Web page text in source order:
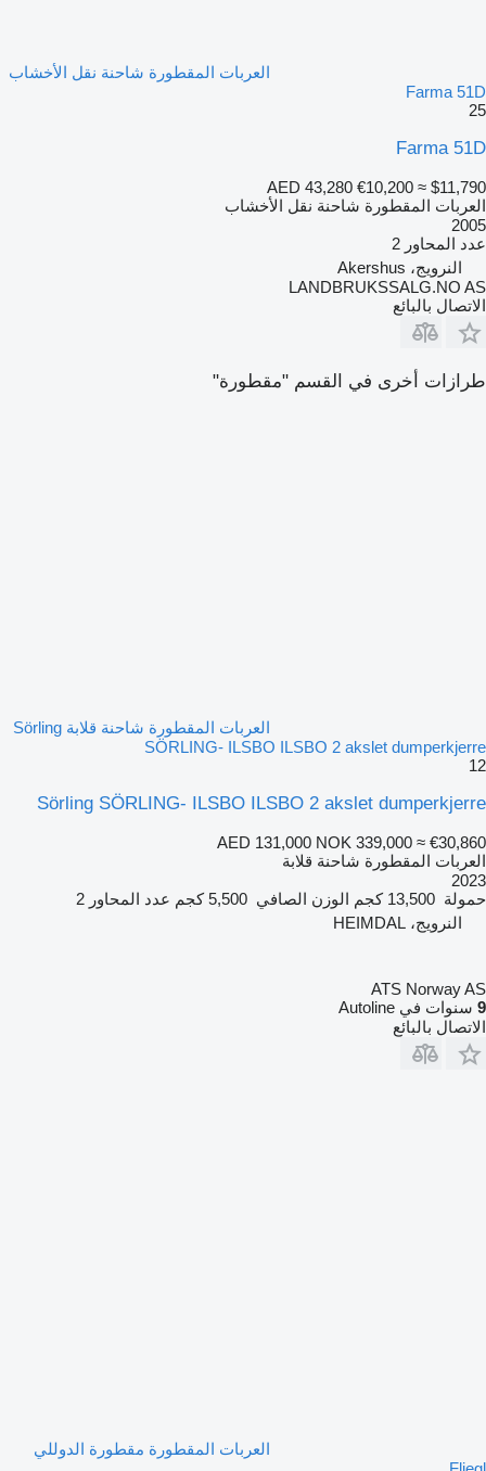
العربات المقطورة شاحنة نقل الأخشاب
Farma 51D
25
Farma 51D
AED 43,280 €10,200 ≈ $11,790
العربات المقطورة شاحنة نقل الأخشاب
2005
عدد المحاور 2
النرويج، Akershus
LANDBRUKSSALG.NO AS
الاتصال بالبائع
طرازات أخرى في القسم "مقطورة"
العربات المقطورة شاحنة قلابة Sörling
SÖRLING- ILSBO ILSBO 2 akslet dumperkjerre
12
Sörling SÖRLING- ILSBO ILSBO 2 akslet dumperkjerre
AED 131,000 NOK 339,000 ≈ €30,860
العربات المقطورة شاحنة قلابة
2023
حمولة 13,500 كجم الوزن الصافي 5,500 كجم عدد المحاور 2
النرويج، HEIMDAL
ATS Norway AS
9 سنوات في Autoline
الاتصال بالبائع
العربات المقطورة مقطورة الدوللي